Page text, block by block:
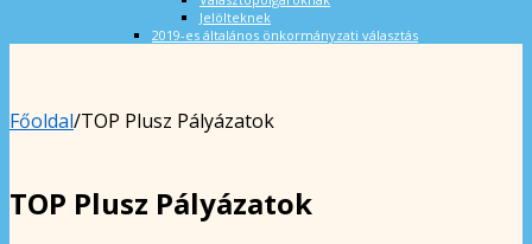
Jelölteknek
2019-es általános önkormányzati választás
Főoldal/TOP Plusz Pályázatok
TOP Plusz Pályázatok